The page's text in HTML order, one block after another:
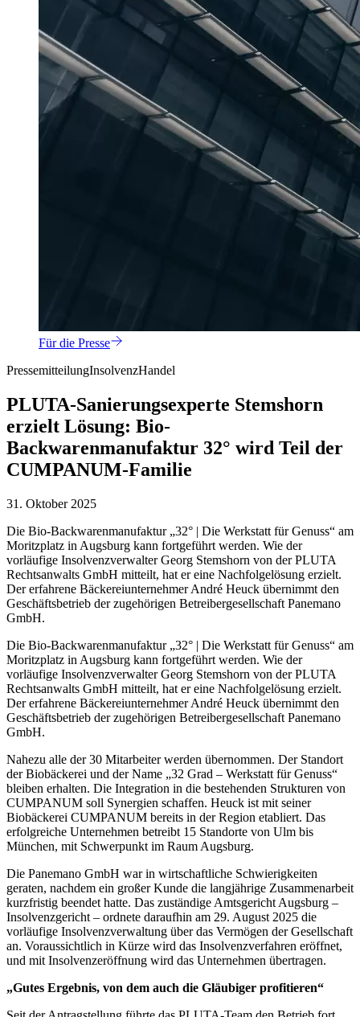
Für die Presse
PressemitteilungInsolvenzHandel
PLUTA-Sanierungsexperte Stemshorn
erzielt Lösung: Bio-
Backwarenmanufaktur 32° wird Teil der
CUMPANUM-Familie
31. Oktober 2025
Die Bio-Backwarenmanufaktur „32° | Die Werkstatt für Genuss“ am
Moritzplatz in Augsburg kann fortgeführt werden. Wie der
vorläufige Insolvenzverwalter Georg Stemshorn von der PLUTA
Rechtsanwalts GmbH mitteilt, hat er eine Nachfolgelösung erzielt.
Der erfahrene Bäckereiunternehmer André Heuck übernimmt den
Geschäftsbetrieb der zugehörigen Betreibergesellschaft Panemano
GmbH.
Die Bio-Backwarenmanufaktur „32° | Die Werkstatt für Genuss“ am
Moritzplatz in Augsburg kann fortgeführt werden. Wie der
vorläufige Insolvenzverwalter Georg Stemshorn von der PLUTA
Rechtsanwalts GmbH mitteilt, hat er eine Nachfolgelösung erzielt.
Der erfahrene Bäckereiunternehmer André Heuck übernimmt den
Geschäftsbetrieb der zugehörigen Betreibergesellschaft Panemano
GmbH.
Nahezu alle der 30 Mitarbeiter werden übernommen. Der Standort
der Biobäckerei und der Name „32 Grad – Werkstatt für Genuss“
bleiben erhalten. Die Integration in die bestehenden Strukturen von
CUMPANUM soll Synergien schaffen. Heuck ist mit seiner
Biobäckerei CUMPANUM bereits in der Region etabliert. Das
erfolgreiche Unternehmen betreibt 15 Standorte von Ulm bis
München, mit Schwerpunkt im Raum Augsburg.
Die Panemano GmbH war in wirtschaftliche Schwierigkeiten
geraten, nachdem ein großer Kunde die langjährige Zusammenarbeit
kurzfristig beendet hatte. Das zuständige Amtsgericht Augsburg –
Insolvenzgericht – ordnete daraufhin am 29. August 2025 die
vorläufige Insolvenzverwaltung über das Vermögen der Gesellschaft
an. Voraussichtlich in Kürze wird das Insolvenzverfahren eröffnet,
und mit Insolvenzeröffnung wird das Unternehmen übertragen.
„Gutes Ergebnis, von dem auch die Gläubiger profitieren“